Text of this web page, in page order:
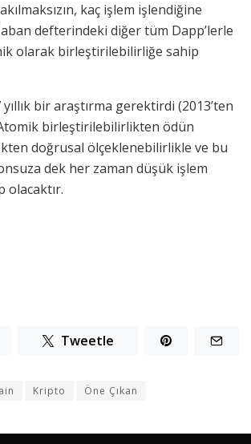
kaç işlem işlendiğine
defterindeki diğer tüm Dapp’lerle
olarak birleştirilebilirliğe sahip
bir araştırma gerektirdi (2013’ten
Atomik birleştirilebilirlikten ödün
doğrusal ölçeklenebilirlikle ve bu
dek her zaman düşük işlem
olacaktır.
Tweetle
Kripto Öne Çıkan